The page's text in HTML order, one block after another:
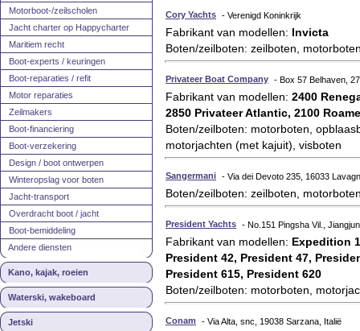
Motorboot-/zeilscholen
Jacht charter op Happycharter
Maritiem recht
Boot-experts / keuringen
Boot-reparaties / refit
Motor reparaties
Zeilmakers
Boot-financiering
Boot-verzekering
Design / boot ontwerpen
Winteropslag voor boten
Jacht-transport
Overdracht boot / jacht
Boot-bemiddeling
Andere diensten
Kano, kajak, roeien
Waterski, wakeboard
Jetski
Cory Yachts - Verenigd Koninkrijk
Fabrikant van modellen: Invicta
Boten/zeilboten: zeilboten,
Privateer Boat Company - Box 57 Belhaven,
Fabrikant van modellen: 2400
2850 Privateer Atlantic, 2100
Boten/zeilboten: motorboten,
motorjachten (met kajuit), visboten
Sangermani - Via dei Devoto 235, 16033
Boten/zeilboten: zeilboten,
President Yachts - No.151 Pingsha Vil.,
Fabrikant van modellen: Expedition
President 42, President 47,
President 615, President 620
Boten/zeilboten: motorboten,
Conam - Via Alta, snc, 19038 Sarzana, Italië